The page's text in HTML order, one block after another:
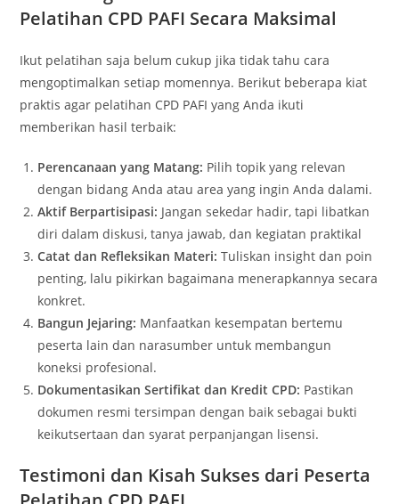
Pelatihan CPD PAFI Secara Maksimal
Ikut pelatihan saja belum cukup jika tidak tahu cara
mengoptimalkan setiap momennya. Berikut beberapa kiat
praktis agar pelatihan CPD PAFI yang Anda ikuti
memberikan hasil terbaik:
Perencanaan yang Matang: Pilih topik yang relevan
dengan bidang Anda atau area yang ingin Anda dalami.
Aktif Berpartisipasi: Jangan sekedar hadir, tapi libatkan
diri dalam diskusi, tanya jawab, dan kegiatan praktikal
Catat dan Refleksikan Materi: Tuliskan insight dan poin
penting, lalu pikirkan bagaimana menerapkannya secara
konkret.
Bangun Jejaring: Manfaatkan kesempatan bertemu
peserta lain dan narasumber untuk membangun
koneksi profesional.
Dokumentasikan Sertifikat dan Kredit CPD: Pastikan
dokumen resmi tersimpan dengan baik sebagai bukti
keikutsertaan dan syarat perpanjangan lisensi.
Testimoni dan Kisah Sukses dari Peserta